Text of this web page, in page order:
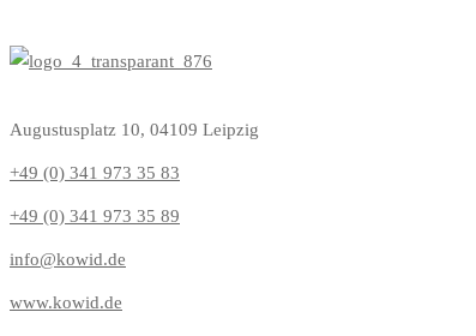
Augustusplatz 10, 04109 Leipzig
+49 (0) 341 973 35 83
+49 (0) 341 973 35 89
info@kowid.de
www.kowid.de